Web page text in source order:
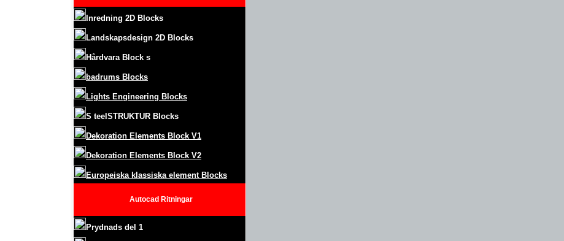
Inredning 2D Blocks
Landskapsdesign 2D Blocks
Hårdvara Block s
badrums Blocks
Lights Engineering Blocks
S teelSTRUKTUR Blocks
Dekoration Elements Block V1
Dekoration Elements Block V2
Europeiska klassiska element Blocks
Autocad Ritningar
Prydnads del 1